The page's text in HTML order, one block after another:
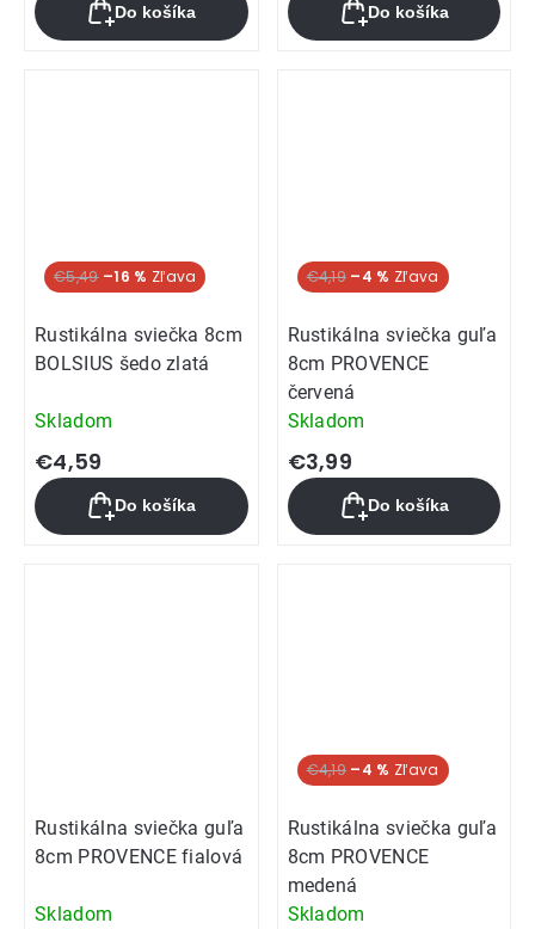
Do košíka Do košíka
€5,49 –16 %
Rustikálna sviečka 8cm
BOLSIUS šedo zlatá
Skladom
€4,59
Do košíka
€4,19 –4 %
Rustikálna sviečka guľa
8cm PROVENCE
červená
Skladom
€3,99
Do košíka
Rustikálna sviečka guľa
8cm PROVENCE fialová
Skladom
€4,19 –4 %
Rustikálna sviečka guľa
8cm PROVENCE
medená
Skladom